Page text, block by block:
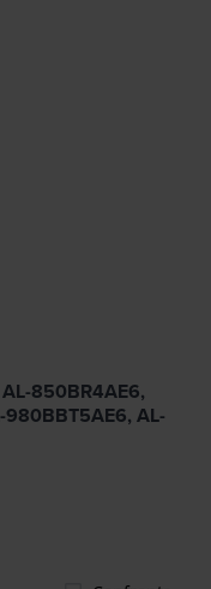
850BR4AE6,
AL-